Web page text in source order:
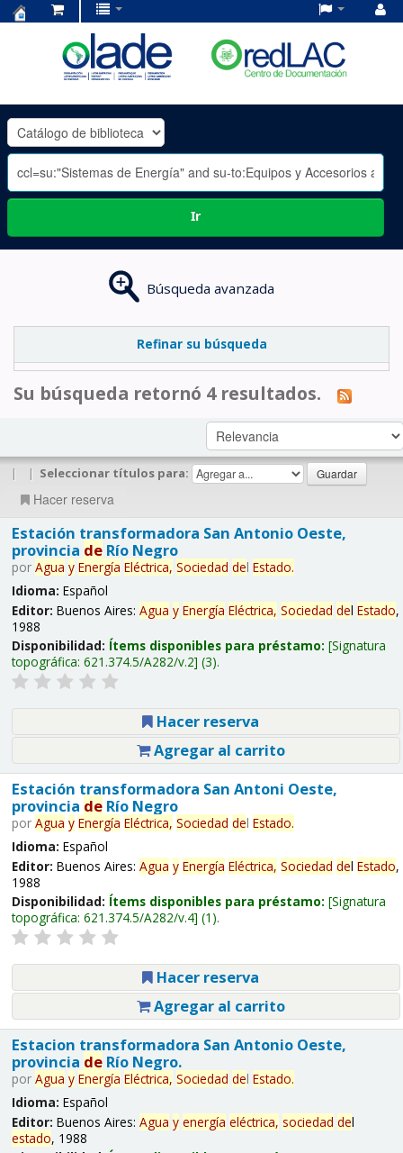
OLADE
-
Ir
Búsqueda avanzada
Refinar su búsqueda
Su búsqueda retornó 4 resultados.
| | Seleccionar títulos para:
Hacer reserva
Estación transformadora San Antonio Oeste,
provincia deRío Negro
por Agua y Energía Eléctrica, Sociedad del Estado.
Idioma: Español
Editor: Buenos Aires: Agua y Energía Eléctrica, Sociedad del Estado,
1988
Disponibilidad: Ítems disponibles para préstamo: Signatura
topográfica: 621.374.5/A282/v.2 (3).
Hacer reserva
Agregar al carrito
Estación transformadora San Antoni Oeste,
provincia deRío Negro
por Agua y Energía Eléctrica, Sociedad del Estado.
Idioma: Español
Editor: Buenos Aires: Agua y Energía Eléctrica, Sociedad del Estado,
1988
Disponibilidad: Ítems disponibles para préstamo: Signatura
topográfica: 621.374.5/A282/v.4 (1).
Hacer reserva
Agregar al carrito
Estacion transformadora San Antonio Oeste,
provincia deRío Negro.
por Agua y Energía Eléctrica, Sociedad del Estado.
Idioma: Español
Editor: Buenos Aires: Agua y energía eléctrica, sociedad del
estado, 1988